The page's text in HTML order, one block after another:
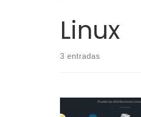
Linux
3 entradas
Y si pudieras probar